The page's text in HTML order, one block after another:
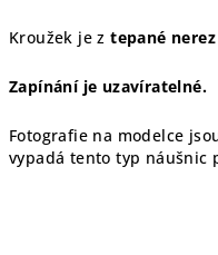
Kroužek je z tepané
Zapínání je uzavíratelné.
Fotografie na modelce
vypadá tento typ náušnic